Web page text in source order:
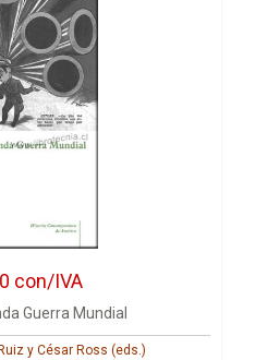
con/IVA
Guerra Mundial
y César Ross (eds.)